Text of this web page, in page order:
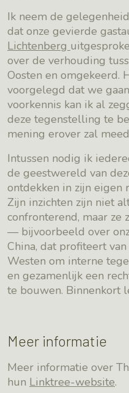
Ik neem de
dat onze gevierde
Lichtenberg
over de verhouding
Oosten en omgekeerd.
voorgelegd dat we
voorkennis kan ik al
deze tegenstelling te
mening erover zal
Intussen nodig ik
de geestwereld van
ontdekken in zijn eigen
Zijn inzichten zijn niet
confronterend, maar ze
— bijvoorbeeld over
China, dat profiteert
Westen om interne
en gezamenlijk een
te bouwen. Binnenkort
Meer informatie
Meer informatie over
hun Linktree-website.